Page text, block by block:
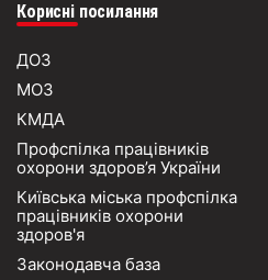
Корисні посилання
ДОЗ
МОЗ
КМДА
Профспілка працівників
охорони здоров’я України
Київська міська профспілка
працівників охорони
здоров'я
Законодавча база